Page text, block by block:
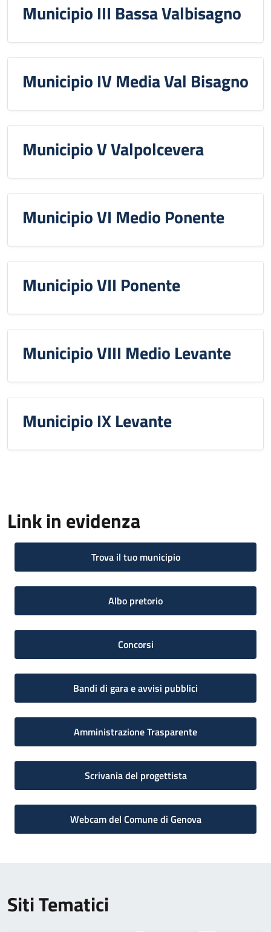
Municipio III Bassa Valbisagno
Municipio IV Media Val Bisagno
Municipio V Valpolcevera
Municipio VI Medio Ponente
Municipio VII Ponente
Municipio VIII Medio Levante
Municipio IX Levante
Link in evidenza
Trova il tuo municipio
Albo pretorio
Concorsi
Bandi di gara e avvisi pubblici
Amministrazione Trasparente
Scrivania del progettista
Webcam del Comune di Genova
Siti Tematici